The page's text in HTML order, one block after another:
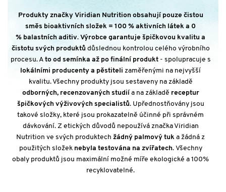
Produkty značky Viridian Nutrition obsahují pouze čistou
směs bioaktivních složek = 100 % aktivních látek a 0
% balastních aditiv. Výrobce garantuje špičkovou kvalitu a
čistotu svých produktů důslednou kontrolou celého výrobního
procesu. A to od semínka až po finální produkt- spolupracuje s
lokálními producenty a pěstiteli zaměřenými na nejvyšší
kvalitu. Všechny produkty jsou sestaveny na základě
odborných, recenzovaných studií a na základě receptur
špičkových výživových specialistů. Upřednostňovány jsou
takové složky, které jsou prokazatelně účinné při správném
dávkování. Z etických důvodů nepoužívá značka Viridian
Nutrition ve svých produktech žádný palmový tuk a žádná z
použitých složek nebyla testována na zvířatech. Všechny
obaly produktů jsou maximální možné míře ekologické a 100%
recyklovatelné.